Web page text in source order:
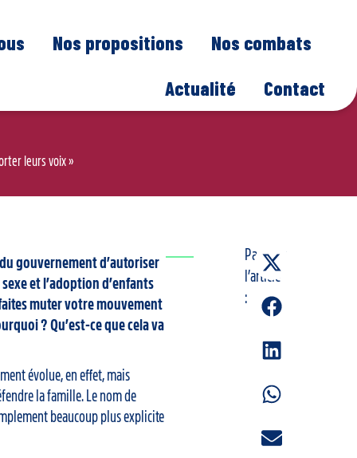
Nos propositions
Nos combats
Actualité
Contact
leurs voix »
gouvernement d’autoriser
et l’adoption d’enfants
muter votre mouvement
? Qu’est-ce que cela va
évolue, en effet, mais
la famille. Le nom de
beaucoup plus explicite
Partager
l’article
: